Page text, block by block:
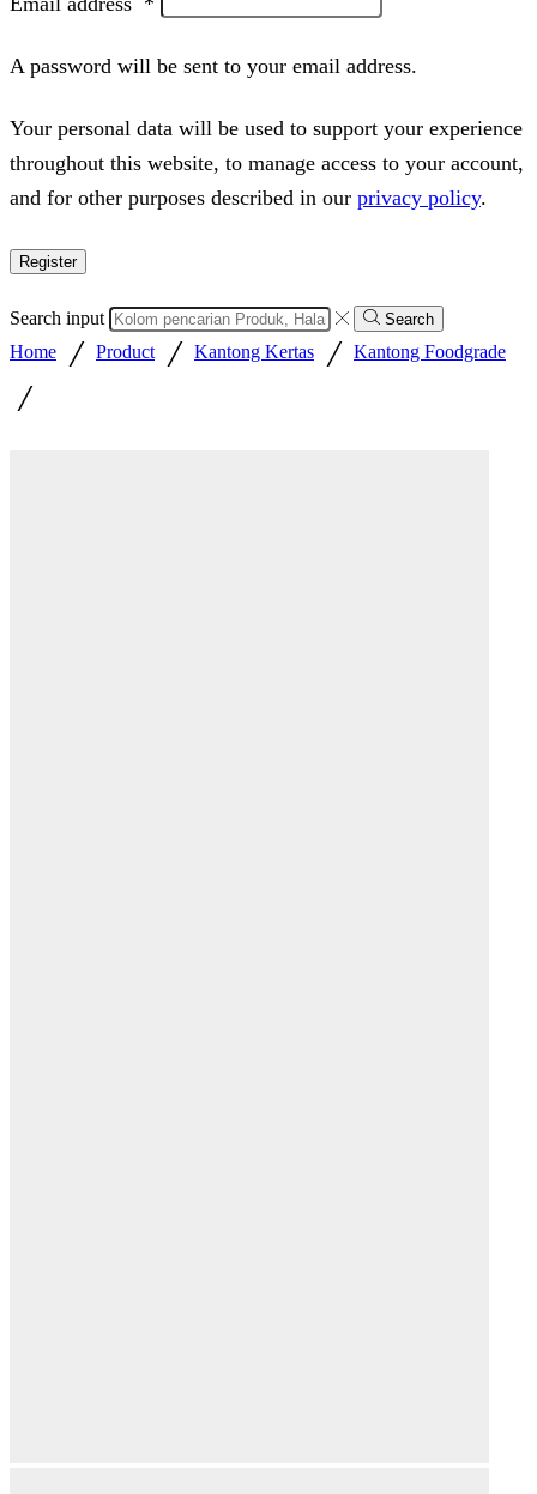
A password will be sent to your email address.
Your personal data will be used to support your experience
throughout this website, to manage access to your account,
and for other purposes described in our privacy policy.
Register
Search input Search
Home / Product / Kantong Kertas / Kantong Foodgrade
/